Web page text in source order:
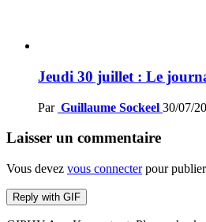
Jeudi 30 juillet : Le
Par Guillaume Sockeel 30/07/
Laisser un commentaire
Vous devez vous connecterpour
Reply with GIF